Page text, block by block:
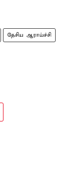
தேசிய ஆராய்ச்சி